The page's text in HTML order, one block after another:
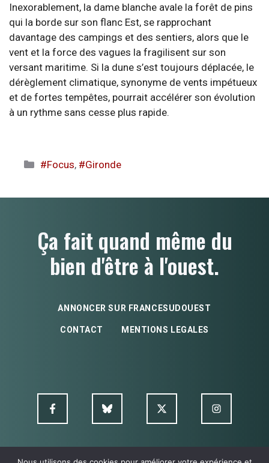
Inexorablement, la dame blanche avale la forêt de pins
qui la borde sur son flanc Est, se rapprochant
davantage des campings et des sentiers, alors que le
vent et la force des vagues la fragilisent sur son
versant maritime. Si la dune s’est toujours déplacée, le
dérèglement climatique, synonyme de vents impétueux
et de fortes tempêtes, pourrait accélérer son évolution
à un rythme sans cesse plus rapide.
Catégories
#Focus, #Gironde
Ça fait quand même du
bien d'être à l'ouest.
ANNONCER SUR FRANCESUDOUEST
CONTACT MENTIONS LEGALES